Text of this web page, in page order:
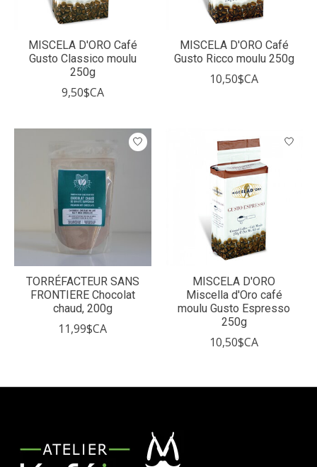
MISCELA D'ORO Café
Gusto Classico moulu
250g
9,50$CA
MISCELA D'ORO Café
Gusto Ricco moulu 250g
10,50$CA
TORRÉFACTEUR SANS
FRONTIERE Chocolat
chaud, 200g
11,99$CA
MISCELA D'ORO
Miscella d'Oro café
moulu Gusto Espresso
250g
10,50$CA